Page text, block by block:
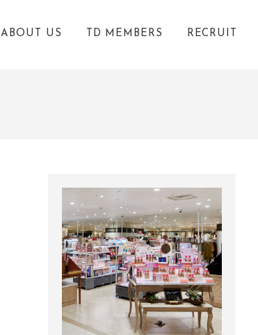
ABOUT US TD MEMBERS RECRUIT